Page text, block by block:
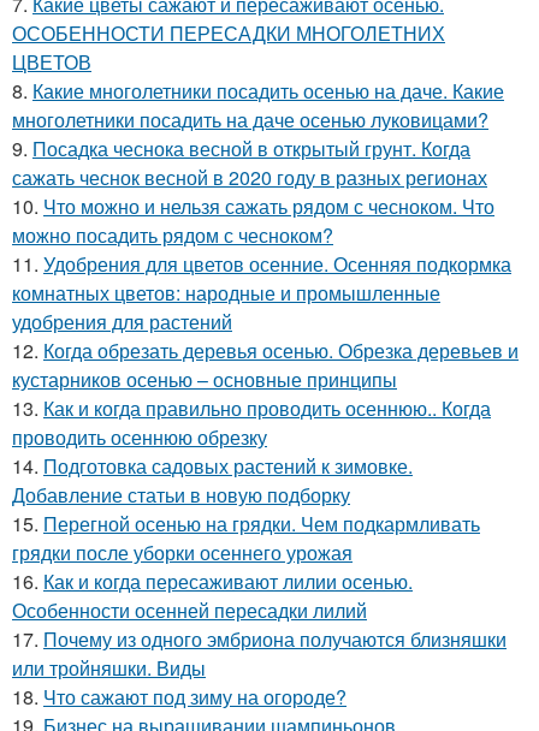
ОСОБЕННОСТИ ПЕРЕСАДКИ МНОГОЛЕТНИХ
ЦВЕТОВ
8. Какие многолетники посадить осенью на даче. Какие
многолетники посадить на даче осенью луковицами?
9. Посадка чеснока весной в открытый грунт. Когда
сажать чеснок весной в 2020 году в разных регионах
10. Что можно и нельзя сажать рядом с чесноком. Что
можно посадить рядом с чесноком?
11. Удобрения для цветов осенние. Осенняя подкормка
комнатных цветов: народные и промышленные
удобрения для растений
12. Когда обрезать деревья осенью. Обрезка деревьев и
кустарников осенью – основные принципы
13. Как и когда правильно проводить осеннюю.. Когда
проводить осеннюю обрезку
14. Подготовка садовых растений к зимовке.
Добавление статьи в новую подборку
15. Перегной осенью на грядки. Чем подкармливать
грядки после уборки осеннего урожая
16. Как и когда пересаживают лилии осенью.
Особенности осенней пересадки лилий
17. Почему из одного эмбриона получаются близняшки
или тройняшки. Виды
18. Что сажают под зиму на огороде?